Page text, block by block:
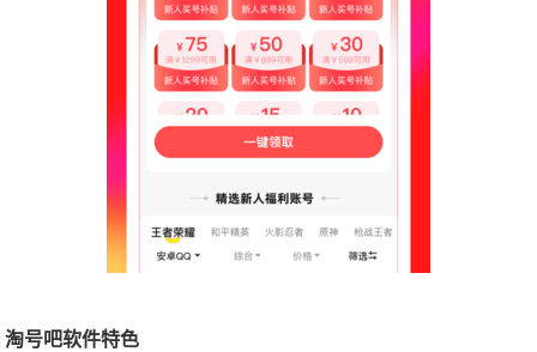
淘号吧软件特色